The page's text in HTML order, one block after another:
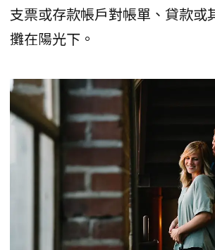
支票或存款帳戶對帳單、貸款或
攤在陽光下。